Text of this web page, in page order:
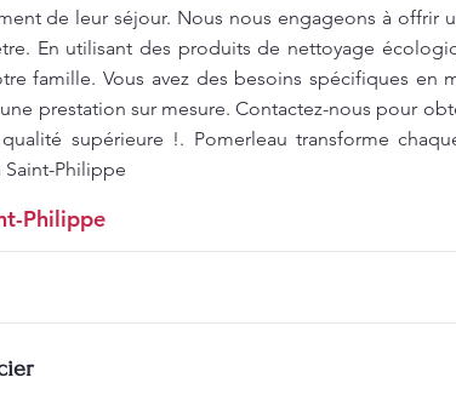
de leur séjour. Nous nous engageons à offrir
En utilisant des produits de nettoyage
famille. Vous avez des besoins spécifiques en
prestation sur mesure. Contactez-nous pour
supérieure !. Pomerleau transforme
Saint-Philippe
Philippe